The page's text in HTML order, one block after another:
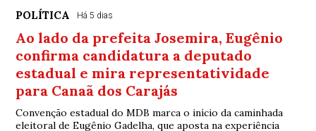
POLÍTICA Há 5 dias
Ao lado da prefeita Josemira, Eugênio
confirma candidatura a deputado
estadual e mira representatividade
para Canaã dos Carajás
Convenção estadual do MDB marca o início da caminhada
eleitoral de Eugênio Gadelha, que aposta na experiência